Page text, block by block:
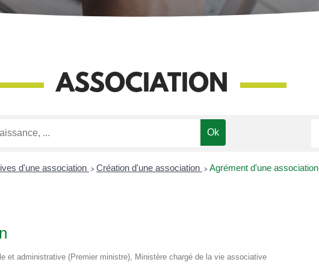
ASSOCIATION
d'une association > Création d'une association > Agrément d'une association
et administrative (Premier ministre), Ministère chargé de la vie associative